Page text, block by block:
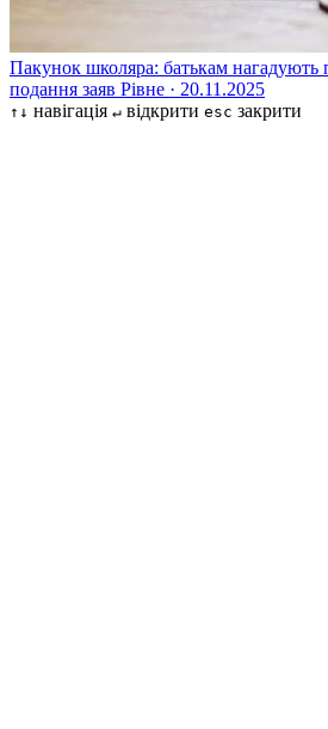
Пакунок школяра: батькам нагадують
подання заяв Рівне · 20.11.2025
↑↓ навігація ↵ відкрити esc закрити